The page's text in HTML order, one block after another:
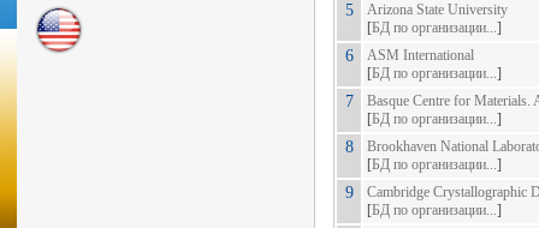
5
Arizona State University
[БД по организации...]
6
ASM International
[БД по организации...]
7
Basque Centre for Materials.
[БД по организации...]
8
Brookhaven National
[БД по организации...]
9
Cambridge Crystallographic
[БД по организации...]